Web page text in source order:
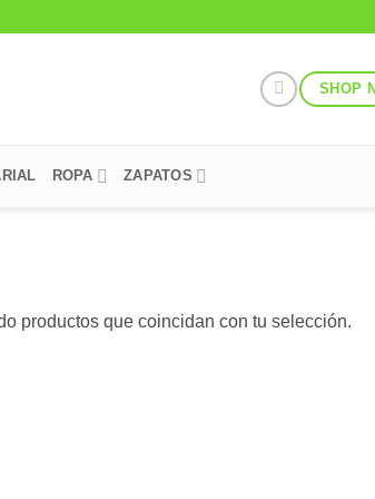
SHOP
ROPA ZAPATOS
productos que coincidan con tu selección.